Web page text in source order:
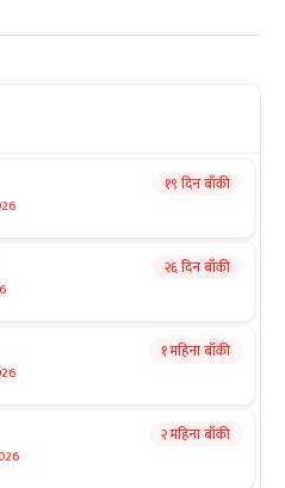
१९ दिन बाँकी
२६ दिन बाँकी
१ महिना बाँकी
२ महिना बाँकी